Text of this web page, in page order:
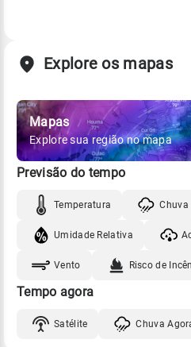
Explore os mapas
Mapas
Explore sua região no mapa
Previsão do tempo
Temperatura Chuva
Umidade Relativa
Vento Risco de
Tempo agora
Satélite Chuva